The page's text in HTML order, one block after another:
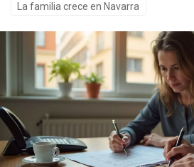
La familia crece en Navarra